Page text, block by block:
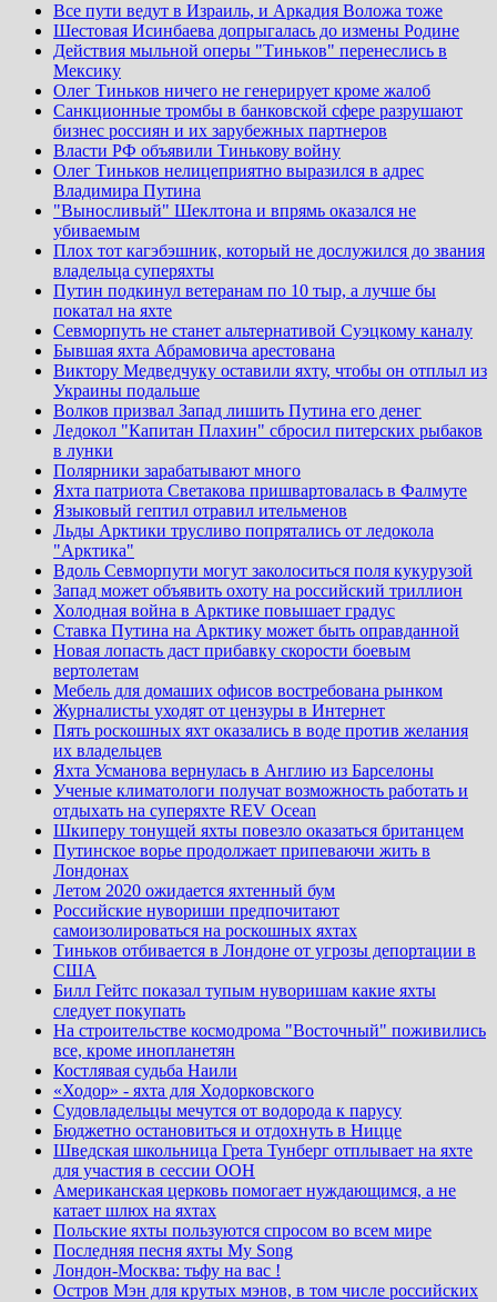
Все пути ведут в Израиль, и Аркадия Воложа тоже
Шестовая Исинбаева допрыгалась до измены Родине
Действия мыльной оперы "Тиньков" перенеслись в
Мексику
Олег Тиньков ничего не генерирует кроме жалоб
Санкционные тромбы в банковской сфере разрушают
бизнес россиян и их зарубежных партнеров
Власти РФ объявили Тинькову войну
Олег Тиньков нелицеприятно выразился в адрес
Владимира Путина
"Выносливый" Шеклтона и впрямь оказался не
убиваемым
Плох тот кагэбэшник, который не дослужился до звания
владельца суперяхты
Путин подкинул ветеранам по 10 тыр, а лучше бы
покатал на яхте
Севморпуть не станет альтернативой Суэцкому каналу
Бывшая яхта Абрамовича арестована
Виктору Медведчуку оставили яхту, чтобы он отплыл из
Украины подальше
Волков призвал Запад лишить Путина его денег
Ледокол "Капитан Плахин" сбросил питерских рыбаков
в лунки
Полярники зарабатывают много
Яхта патриота Светакова пришвартовалась в Фалмуте
Языковый гептил отравил ительменов
Льды Арктики трусливо попрятались от ледокола
"Арктика"
Вдоль Севморпути могут заколоситься поля кукурузой
Запад может объявить охоту на российский триллион
Холодная война в Арктике повышает градус
Ставка Путина на Арктику может быть оправданной
Новая лопасть даст прибавку скорости боевым
вертолетам
Мебель для домаших офисов востребована рынком
Журналисты уходят от цензуры в Интернет
Пять роскошных яхт оказались в воде против желания
их владельцев
Яхта Усманова вернулась в Англию из Барселоны
Ученые климатологи получат возможность работать и
отдыхать на суперяхте REV Ocean
Шкиперу тонущей яхты повезло оказаться британцем
Путинское ворье продолжает припеваючи жить в
Лондонах
Летом 2020 ожидается яхтенный бум
Российские нувориши предпочитают
самоизолироваться на роскошных яхтах
Тиньков отбивается в Лондоне от угрозы депортации в
США
Билл Гейтс показал тупым нуворишам какие яхты
следует покупать
На строительстве космодрома "Восточный" поживились
все, кроме инопланетян
Костлявая судьба Наили
«Ходор» - яхта для Ходорковского
Судовладельцы мечутся от водорода к парусу
Бюджетно остановиться и отдохнуть в Ницце
Шведская школьница Грета Тунберг отплывает на яхте
для участия в сессии ООН
Американская церковь помогает нуждающимся, а не
катает шлюх на яхтах
Польские яхты пользуются спросом во всем мире
Последняя песня яхты My Song
Лондон-Москва: тьфу на вас !
Остров Мэн для крутых мэнов, в том числе российских